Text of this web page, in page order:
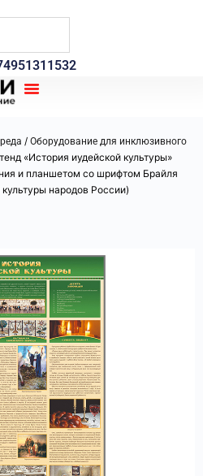
/ Оборудование для инклюзивного
«История иудейской культуры»
и планшетом со шрифтом Брайля
народов России)